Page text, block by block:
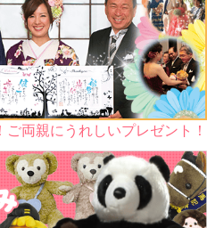
両親にうれしいプレゼント！